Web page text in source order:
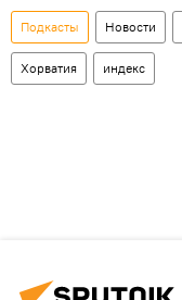
Подкасты Новости
Хорватия индекс